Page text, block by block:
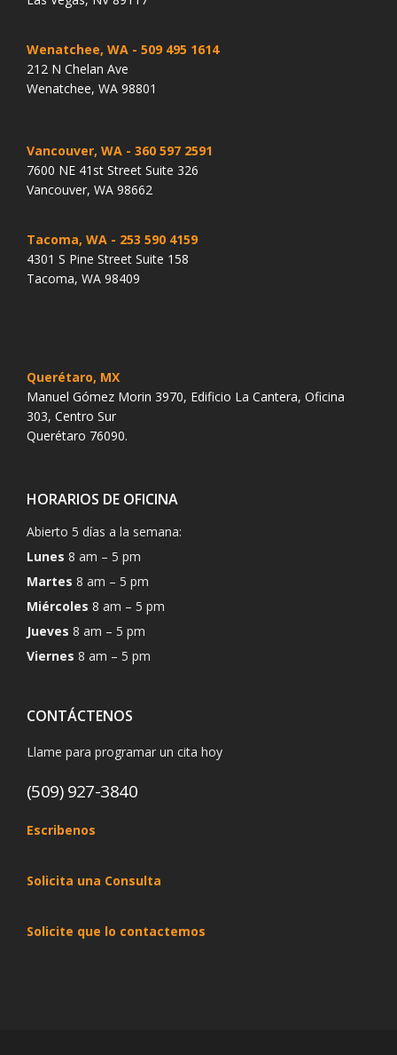
Wenatchee, WA - 509 495 1614
212 N Chelan Ave
Wenatchee, WA 98801
Vancouver, WA - 360 597 2591
7600 NE 41st Street Suite 326
Vancouver, WA 98662
Tacoma, WA - 253 590 4159
4301 S Pine Street Suite 158
Tacoma, WA 98409
Querétaro, MX
Manuel Gómez Morin 3970, Edificio La Cantera, Oficina
303, Centro Sur
Querétaro 76090.
HORARIOS DE OFICINA
Abierto 5 días a la semana:
Lunes 8 am – 5 pm
Martes 8 am – 5 pm
Miércoles 8 am – 5 pm
Jueves 8 am – 5 pm
Viernes 8 am – 5 pm
CONTÁCTENOS
Llame para programar un cita hoy
(509) 927-3840
Escribenos
Solicita una Consulta
Solicite que lo contactemos